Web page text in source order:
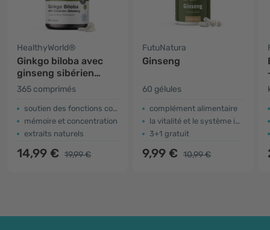
HealthyWorld®
Ginkgo biloba avec
ginseng sibérien
6600 mg
365 comprimés
soutien des fonctions cognitives
mémoire et concentration
extraits naturels
14,99 € 19,99 €
FutuNatura
Ginseng
60 gélules
​complément alimentaire
la vitalité et le système immunitaire
3+1 gratuit
9,99 € 10,99 €